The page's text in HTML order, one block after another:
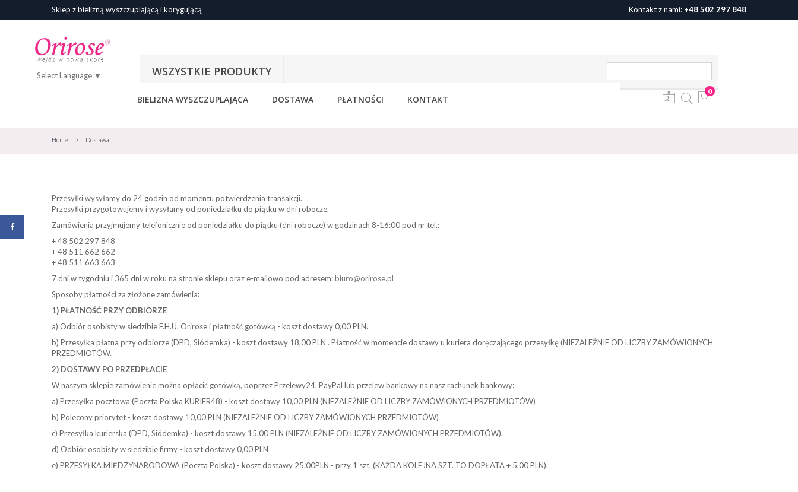
Sklep z bielizną wyszczuplającą i korygującą Kontakt z nami: +48 502 297 848
Select Language ▼ WSZYSTKIE PRODUKTY
0
BIELIZNA WYSZCZUPLAJĄCA DOSTAWA PŁATNOŚCI KONTAKT
Home > Dostawa
Przesyłki wysyłamy do 24 godzin od momentu potwierdzenia transakcji.
Przesyłki przygotowujemy i wysyłamy od poniedziałku do piątku w dni robocze.
Zamówienia przyjmujemy telefonicznie od poniedziałku do piątku (dni robocze) w godzinach 8-16:00 pod nr tel.:
+ 48 502 297 848
+ 48 511 662 662
+ 48 511 663 663
7 dni w tygodniu i 365 dni w roku na stronie sklepu oraz e-mailowo pod adresem:biuro@orirose.pl
Sposoby płatności za złożone zamówienia:
1) PŁATNOŚĆ PRZY ODBIORZE
a) Odbiór osobisty w siedzibie F.H.U. Orirose i płatność gotówką - koszt dostawy 0,00 PLN.
b) Przesyłka płatna przy odbiorze (DPD, Siódemka) - koszt dostawy 18,00 PLN . Płatność w momencie dostawy u kuriera doręczającego przesyłkę (NIEZALEŻNIE OD LICZBY ZAMÓWIONYCH
PRZEDMIOTÓW.
2) DOSTAWY PO PRZEDPŁACIE
W naszym sklepie zamówienie można opłacić gotówką, poprzez Przelewy24, PayPal lub przelew bankowy na nasz rachunek bankowy:
a) Przesyłka pocztowa (Poczta Polska KURIER48) - koszt dostawy 10,00 PLN (NIEZALEŻNIE OD LICZBY ZAMÓWIONYCH PRZEDMIOTÓW)
b) Polecony priorytet - koszt dostawy 10,00 PLN (NIEZALEŻNIE OD LICZBY ZAMÓWIONYCH PRZEDMIOTÓW)
c) Przesyłka kurierska (DPD, Siódemka) - koszt dostawy 15,00 PLN (NIEZALEŻNIE OD LICZBY ZAMÓWIONYCH PRZEDMIOTÓW),
d) Odbiór osobisty w siedzibie firmy - koszt dostawy 0,00 PLN
e) PRZESYŁKA MIĘDZYNARODOWA (Poczta Polska) - koszt dostawy 25,00PLN - przy 1 szt. (KAŻDA KOLEJNA SZT. TO DOPŁATA + 5,00 PLN).